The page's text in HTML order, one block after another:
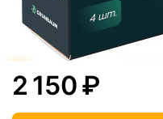
2 150₽